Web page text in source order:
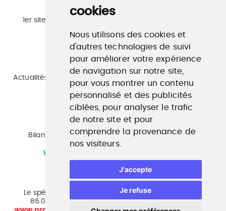
cookies
Nous utilisons des cookies et
d'autres technologies de suivi
pour améliorer votre expérience
de navigation sur notre site,
pour vous montrer un contenu
personnalisé et des publicités
ciblées, pour analyser le trafic
de notre site et pour
comprendre la provenance de
nos visiteurs.
J'accepte
Je refuse
Emploi
1er site emploi du secteur culturel 784.000 visites et
www.profilculture.com
Formation
Actualités, guide et annuaire des formations aux métiers
de la culture.
www.profilculture-formation.com
Accompagnement professionnel
Bilan de compétences, coaching, techniques de
recherche d'emploi, entretien conseil.
www.profilculture-competences.com
Le spécialiste du secteur culturel, une cvthèque de
86.000 CV et réseau unique de professionnels.